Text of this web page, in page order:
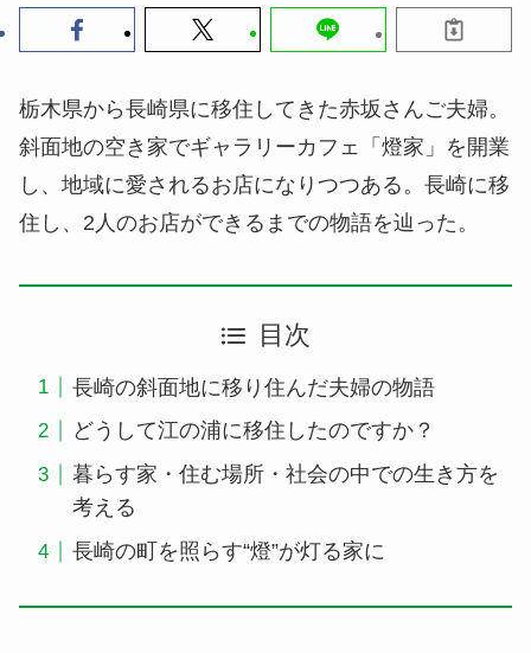
栃木県から長崎県に移住してきた赤坂さんご夫婦。
斜面地の空き家でギャラリーカフェ「燈家」を開業
し、地域に愛されるお店になりつつある。長崎に移
住し、2人のお店ができるまでの物語を辿った。
目次
長崎の斜面地に移り住んだ夫婦の物語
どうして江の浦に移住したのですか？
暮らす家・住む場所・社会の中での生き方を
考える
長崎の町を照らす“燈”が灯る家に